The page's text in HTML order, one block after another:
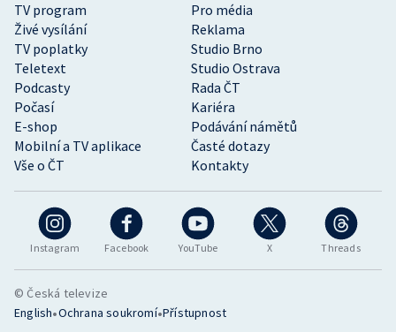
Instagram Facebook YouTube X Threads
TV program
Pro média
Živé vysílání
Reklama
TV poplatky
Studio Brno
Teletext
Studio Ostrava
Podcasty
Rada ČT
Počasí
Kariéra
E-shop
Podávání námětů
Mobilní a TV aplikace
Časté dotazy
Vše o ČT
Kontakty
© Česká televize
English•Ochrana soukromí•Přístupnost